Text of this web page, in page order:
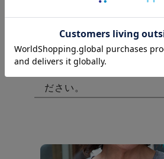
麻（リネン）は、北ヨー
チクチク・ガサガサ感の
りもソフトで優しい繊維
ださい。